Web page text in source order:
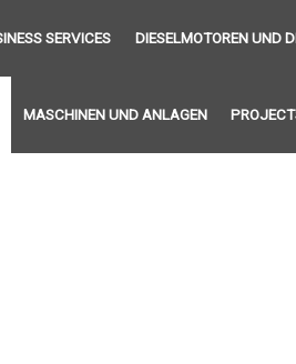
SERVICES DIESELMOTOREN UND
MASCHINEN UND ANLAGEN